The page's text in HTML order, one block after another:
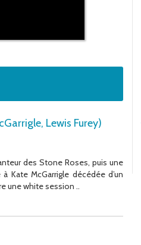
Lewis Furey)
des Stone Roses, puis une
Kate McGarrigle décédée d’un
une white session ..